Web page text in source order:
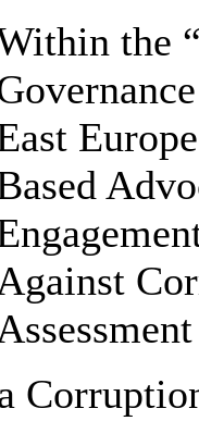
the